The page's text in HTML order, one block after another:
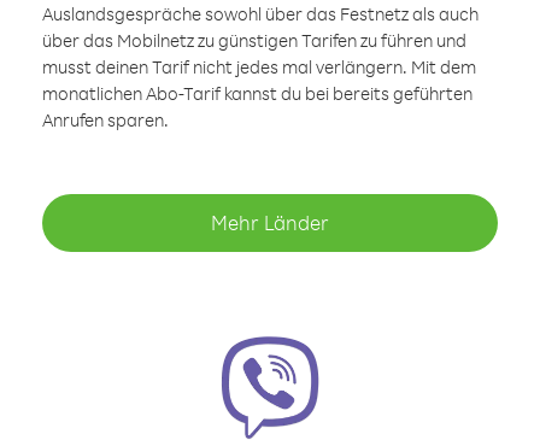
Auslandsgespräche sowohl über das Festnetz als auch
über das Mobilnetz zu günstigen Tarifen zu führen und
musst deinen Tarif nicht jedes mal verlängern. Mit dem
monatlichen Abo-Tarif kannst du bei bereits geführten
Anrufen sparen.
Mehr Länder